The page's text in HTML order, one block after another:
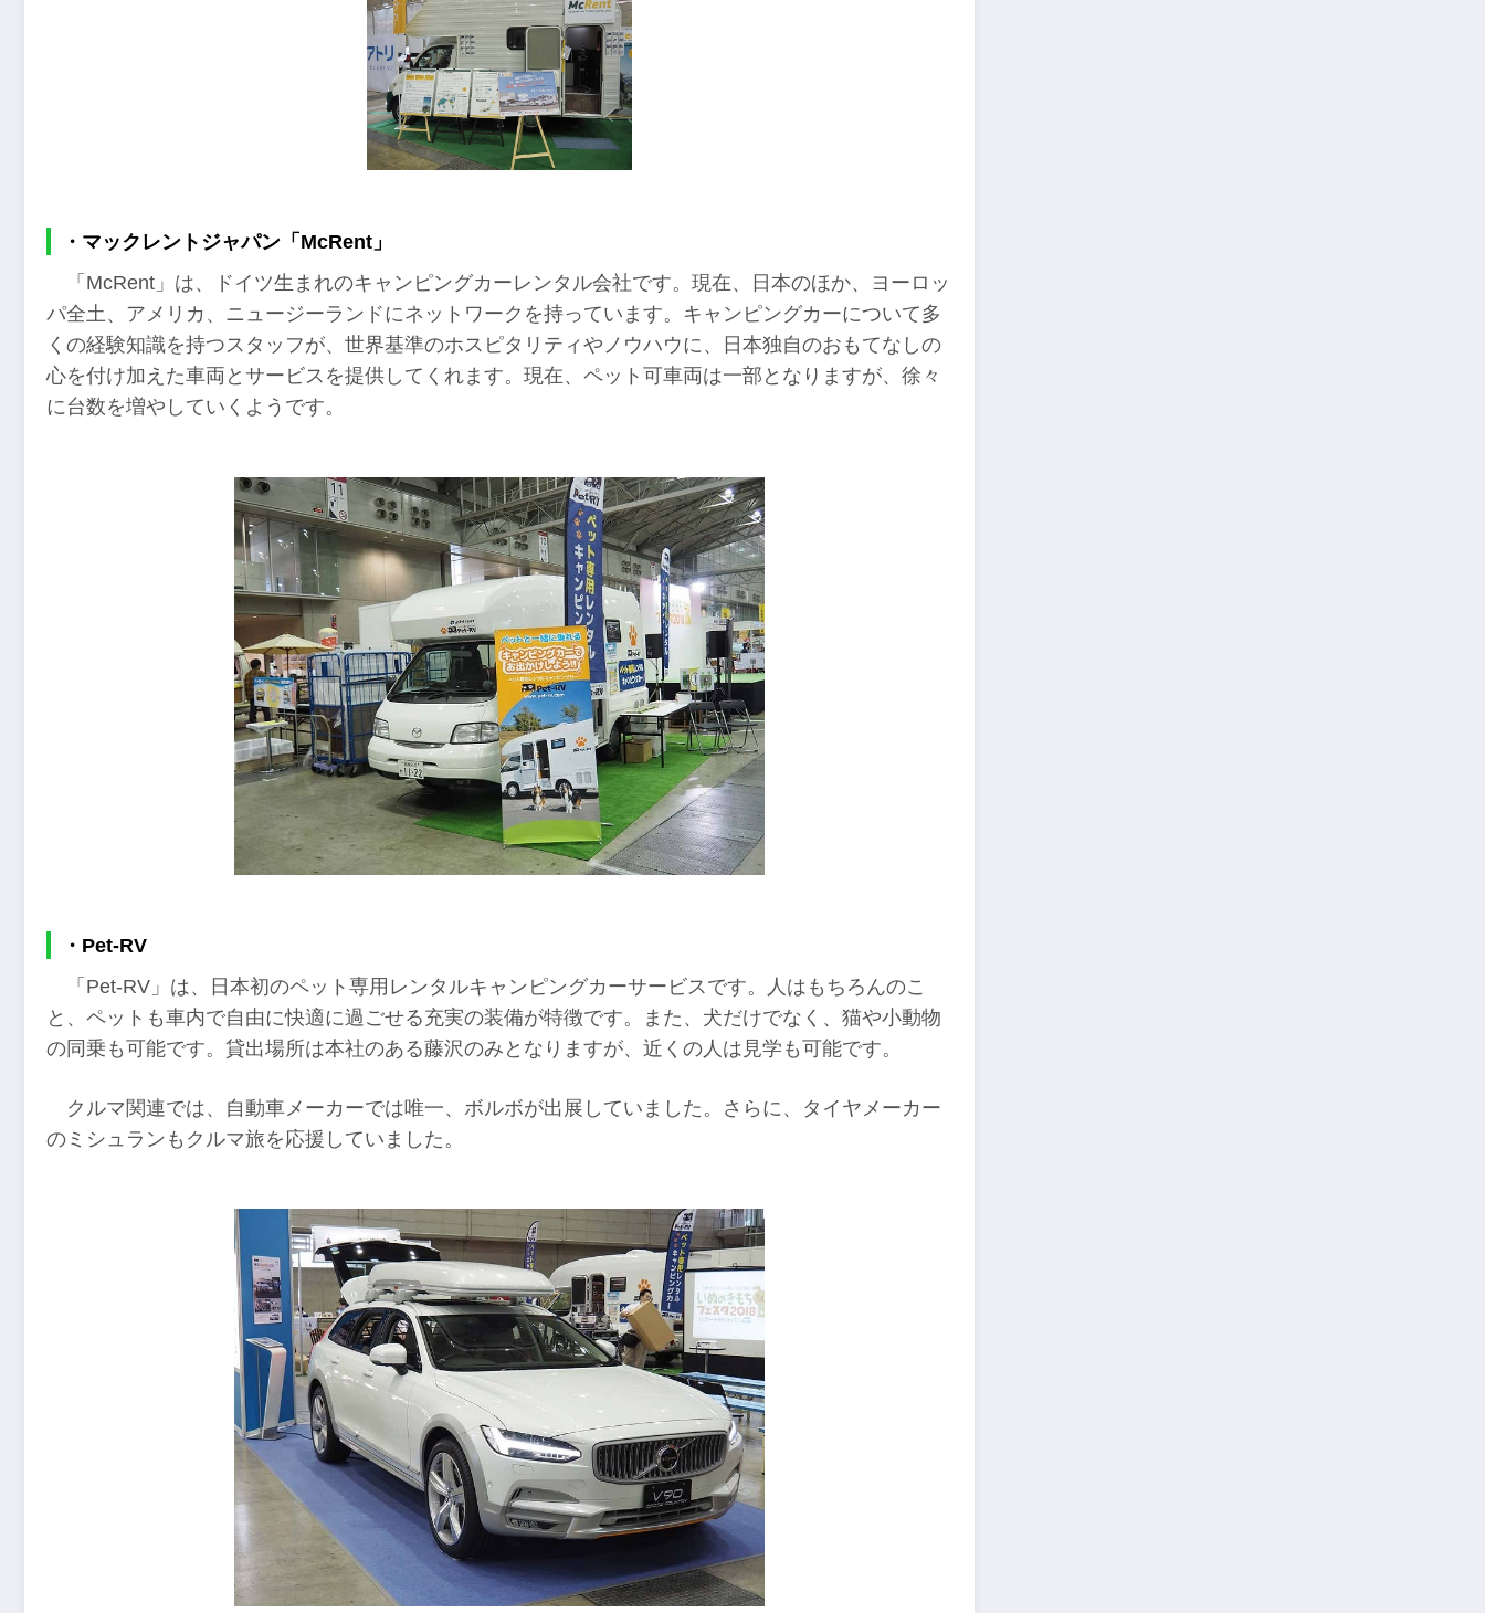
・マックレントジャパン「McRent」
「McRent」は、ドイツ生まれのキャンピングカーレンタル会社です。現在、日本のほか、ヨーロッ
パ全土、アメリカ、ニュージーランドにネットワークを持っています。キャンピングカーについて多
くの経験知識を持つスタッフが、世界基準のホスピタリティやノウハウに、日本独自のおもてなしの
心を付け加えた車両とサービスを提供してくれます。現在、ペット可車両は一部となりますが、徐々
に台数を増やしていくようです。
・Pet-RV
「Pet-RV」は、日本初のペット専用レンタルキャンピングカーサービスです。人はもちろんのこ
と、ペットも車内で自由に快適に過ごせる充実の装備が特徴です。また、犬だけでなく、猫や小動物
の同乗も可能です。貸出場所は本社のある藤沢のみとなりますが、近くの人は見学も可能です。
クルマ関連では、自動車メーカーでは唯一、ボルボが出展していました。さらに、タイヤメーカー
のミシュランもクルマ旅を応援していました。